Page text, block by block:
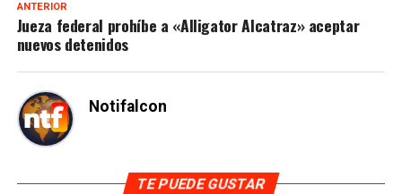
ANTERIOR
Jueza federal prohíbe a «Alligator Alcatraz» aceptar
nuevos detenidos
Notifalcon
TE PUEDE GUSTAR